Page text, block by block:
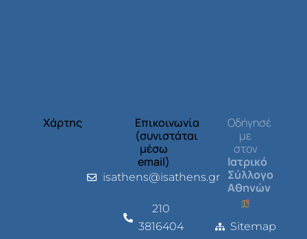
Χάρτης
Επικοινωνία
(συνιστάται
μέσω
email)
isathens@isathens.gr
210
3816404
Οδήγησέ
με
στον
Ιατρικό
Σύλλογο
Αθηνών
Sitemap